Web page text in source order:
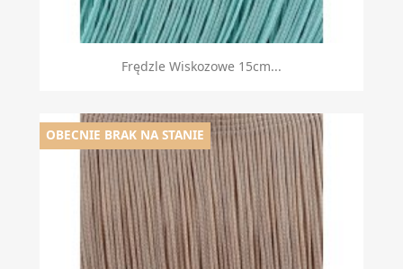
Frędzle Wiskozowe 15cm...
OBECNIE BRAK NA STANIE